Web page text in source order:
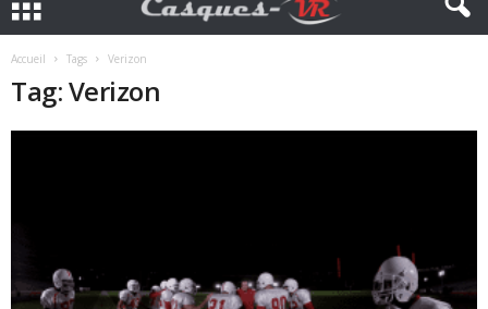
Accueil Tags Verizon
Tag: Verizon